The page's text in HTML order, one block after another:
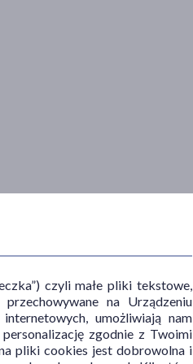
czyli małe pliki tekstowe,
na Urządzeniu
umożliwiają nam
zgodnie z Twoimi
pliki cookies jest dobrowolna i